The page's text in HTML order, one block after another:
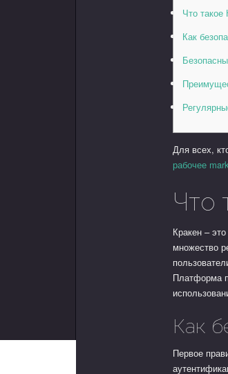
Что такое
Как
Для всех,
рабочее
Что
Кракен –
множество
Платформа
Как
Первое